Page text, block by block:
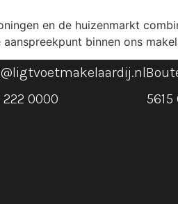
en de huizenmarkt
binnen ons
0000